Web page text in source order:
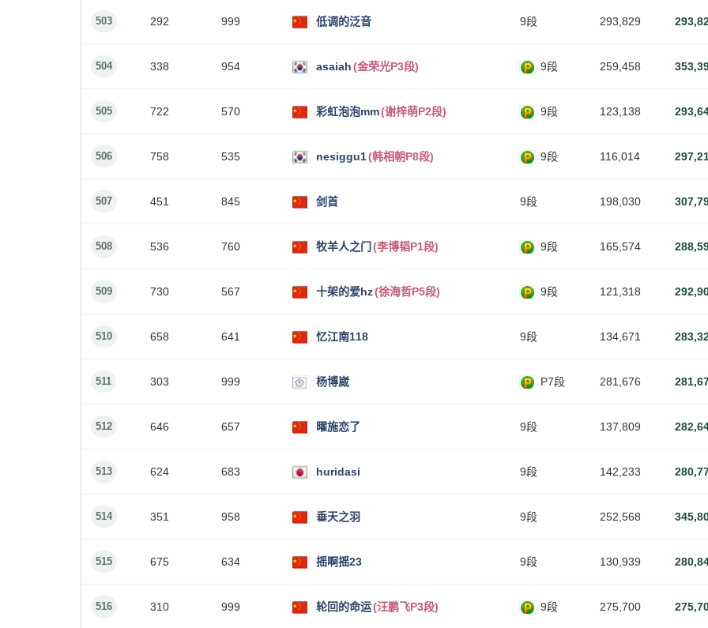
503 292 999 低调的泛音 9段 293,829
504 338 954 asaiah(金荣光P3段) 9段 259,458
505 722 570 彩虹泡泡mm(谢梓萌P2段) 9段 123,138
506 758 535 nesiggu1(韩相朝P8段) 9段 116,014
507 451 845 剑首 9段 198,030
508 536 760 牧羊人之门 (李博韬P1段) 9段 165,574
509 730 567 十架的爱hz(徐海哲P5段) 9段 121,318
510 658 641 忆江南118 9段 134,671
511 303 999 杨博崴 P7段 281,676
512 646 657 曜施恋了 9段 137,809
513 624 683 huridasi 9段 142,233
514 351 958 垂天之羽 9段 252,568
515 675 634 摇啊摇23 9段 130,939
516 310 999 轮回的命运(汪鹏飞P3段) 9段 275,700